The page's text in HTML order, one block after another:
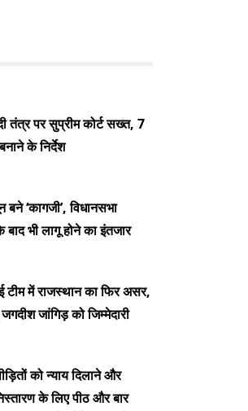
तंत्र पर सुप्रीम कोर्ट सख्त, 7
के निर्देश
‘कागजी’, विधानसभा
बाद भी लागू होने का इंतजार
टीम में राजस्थान का फिर असर,
जांगिड़ को जिम्मेदारी
को न्याय दिलाने और
के लिए पीठ और बार